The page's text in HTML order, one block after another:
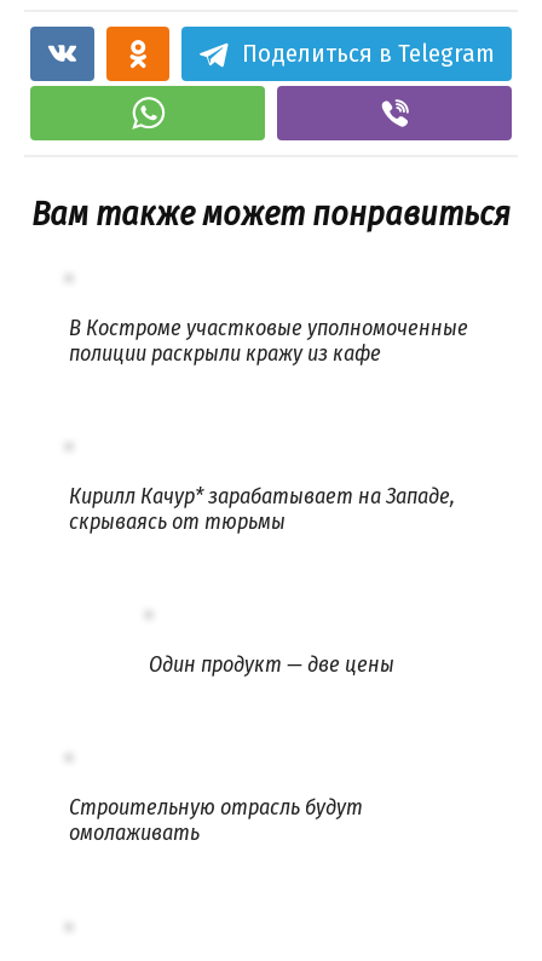
Поделиться в Telegram
Вам также может понравиться
В Костроме участковые уполномоченные
полиции раскрыли кражу из кафе
Кирилл Качур* зарабатывает на Западе,
скрываясь от тюрьмы
Один продукт — две цены
Строительную отрасль будут
омолаживать